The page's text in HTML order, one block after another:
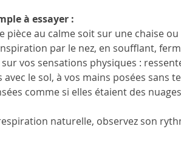
à essayer :
pièce au calme soit sur une chaise
par le nez, en soufflant,
vos sensations physiques :
le sol, à vos mains posées sans
comme si elles étaient des
naturelle, observez son